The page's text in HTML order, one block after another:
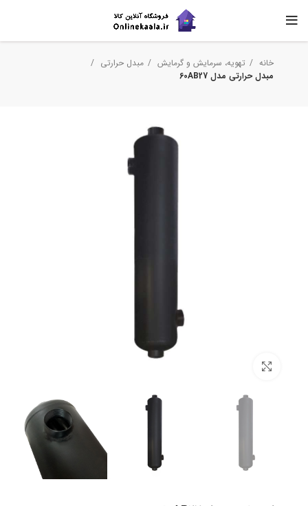
خانه تهویه، سرمایش و گرمایش
مبدل حرارتی
مبدل حرارتی مدل 60AB27